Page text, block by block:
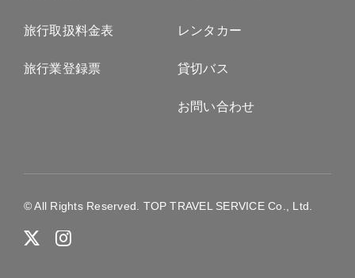
旅行取扱料金表
旅行業登録票
レンタカー
貸切バス
お問い合わせ
© All Rights Reserved. TOP TRAVEL SERVICE Co., Ltd.